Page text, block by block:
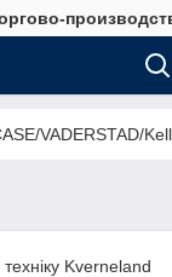
VADERSTAD/
Kverneland